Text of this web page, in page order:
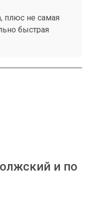
плюс не самая
быстрая
и по